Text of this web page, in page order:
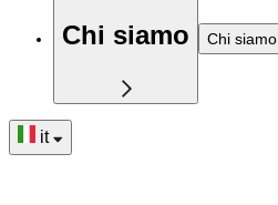
Chi siamo Chi siamo
it